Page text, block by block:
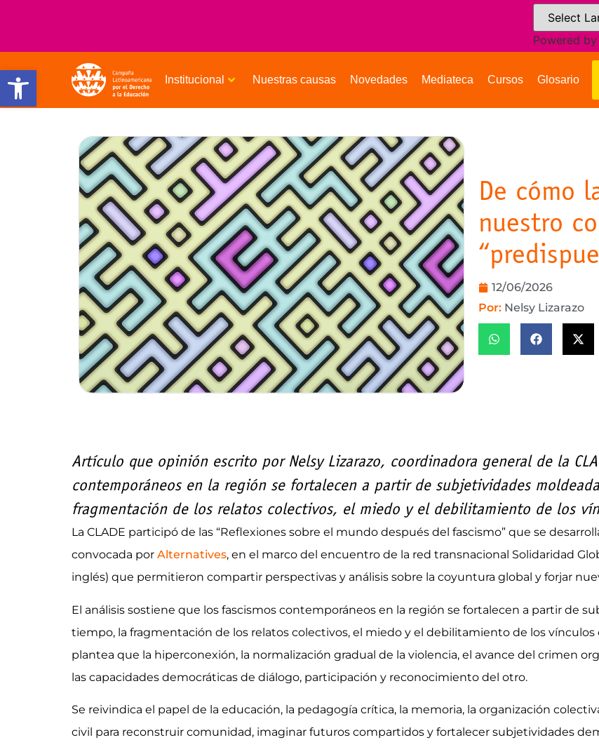
Open toolbar
Powered by
Institucional Nuestras causas Novedades Mediateca Cursos Glosario
De cómo
nuestro
12/06/2026
Por: Nelsy Lizarazo
Artículo que opinión escrito por Nelsy Lizarazo, coordinadora general de la
contemporáneos en la región se fortalecen a partir de subjetividades
fragmentación de los relatos colectivos, el miedo y el debilitamiento de los
La CLADE participó de las “Reflexiones sobre el mundo después del fascismo” que se
convocada por Alternatives, en el marco del encuentro de la red transnacional Solidaridad
inglés) que permitieron compartir perspectivas y análisis sobre la coyuntura global y forjar
El análisis sostiene que los fascismos contemporáneos en la región se fortalecen a partir de
tiempo, la fragmentación de los relatos colectivos, el miedo y el debilitamiento de los
plantea que la hiperconexión, la normalización gradual de la violencia, el avance del crimen
las capacidades democráticas de diálogo, participación y reconocimiento del otro.
Se reivindica el papel de la educación, la pedagogía crítica, la memoria, la organización
civil para reconstruir comunidad, imaginar futuros compartidos y fortalecer subjetividades